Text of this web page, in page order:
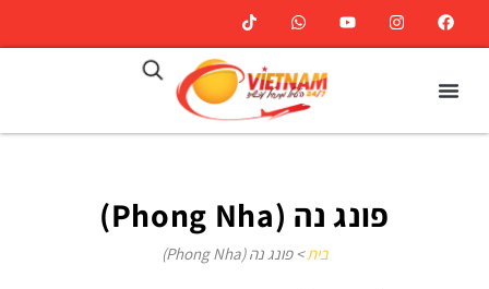
פונג נה (Phong Nha)
בית>פונג נה (Phong Nha)